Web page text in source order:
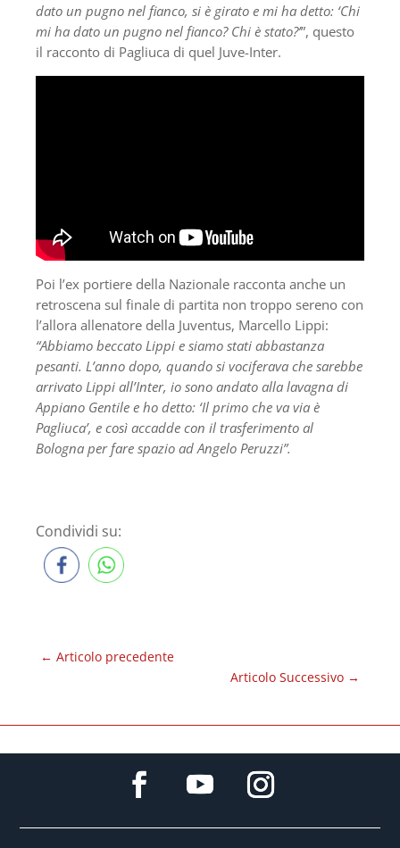
dato un pugno nel fianco, si è girato e mi ha detto: ‘Chi
mi ha dato un pugno nel fianco? Chi è stato?’”, questo
il racconto di Pagliuca di quel Juve-Inter.
Poi l’ex portiere della Nazionale racconta anche un
retroscena sul finale di partita non troppo sereno con
l’allora allenatore della Juventus, Marcello Lippi:
“Abbiamo beccato Lippi e siamo stati abbastanza
pesanti. L’anno dopo, quando si vociferava che sarebbe
arrivato Lippi all’Inter, io sono andato alla lavagna di
Appiano Gentile e ho detto: ‘Il primo che va via è
Pagliuca’, e così accadde con il trasferimento al
Bologna per fare spazio ad Angelo Peruzzi”.
Condividi su:
← Articolo precedente
Articolo Successivo →